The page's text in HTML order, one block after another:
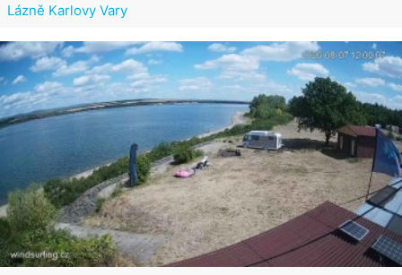
Lázně Karlovy Vary